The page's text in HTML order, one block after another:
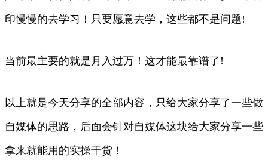
印慢慢的去学习！只要愿意去学，这些都不是问题!
当前最主要的就是月入过万！这才能最靠谱了!
以上就是今天分享的全部内容，只给大家分享了一些做
自媒体的思路，后面会针对自媒体这块给大家分享一些
拿来就能用的实操干货！